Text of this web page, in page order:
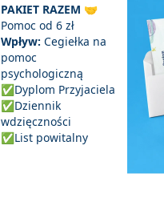
PAKIET RAZEM 🤝
Pomoc od 6 zł
Wpływ: Cegiełka na
pomoc
psychologiczną
✅Dyplom Przyjaciela
✅Dziennik
wdzięczności
✅List powitalny